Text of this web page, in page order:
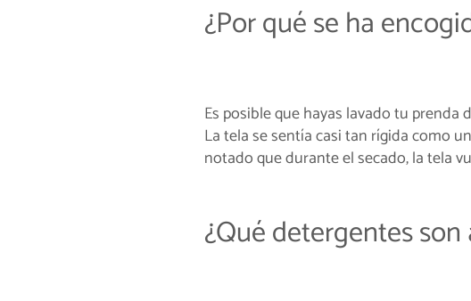
¿Por qué se ha
Es posible que hayas lavado tu
La tela se sentía casi tan rígida como
notado que durante el secado, la tela
¿Qué detergentes